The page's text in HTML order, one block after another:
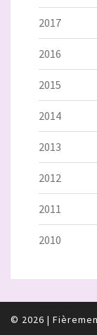
2017
2016
2015
2014
2013
2012
2011
2010
© 2026 |